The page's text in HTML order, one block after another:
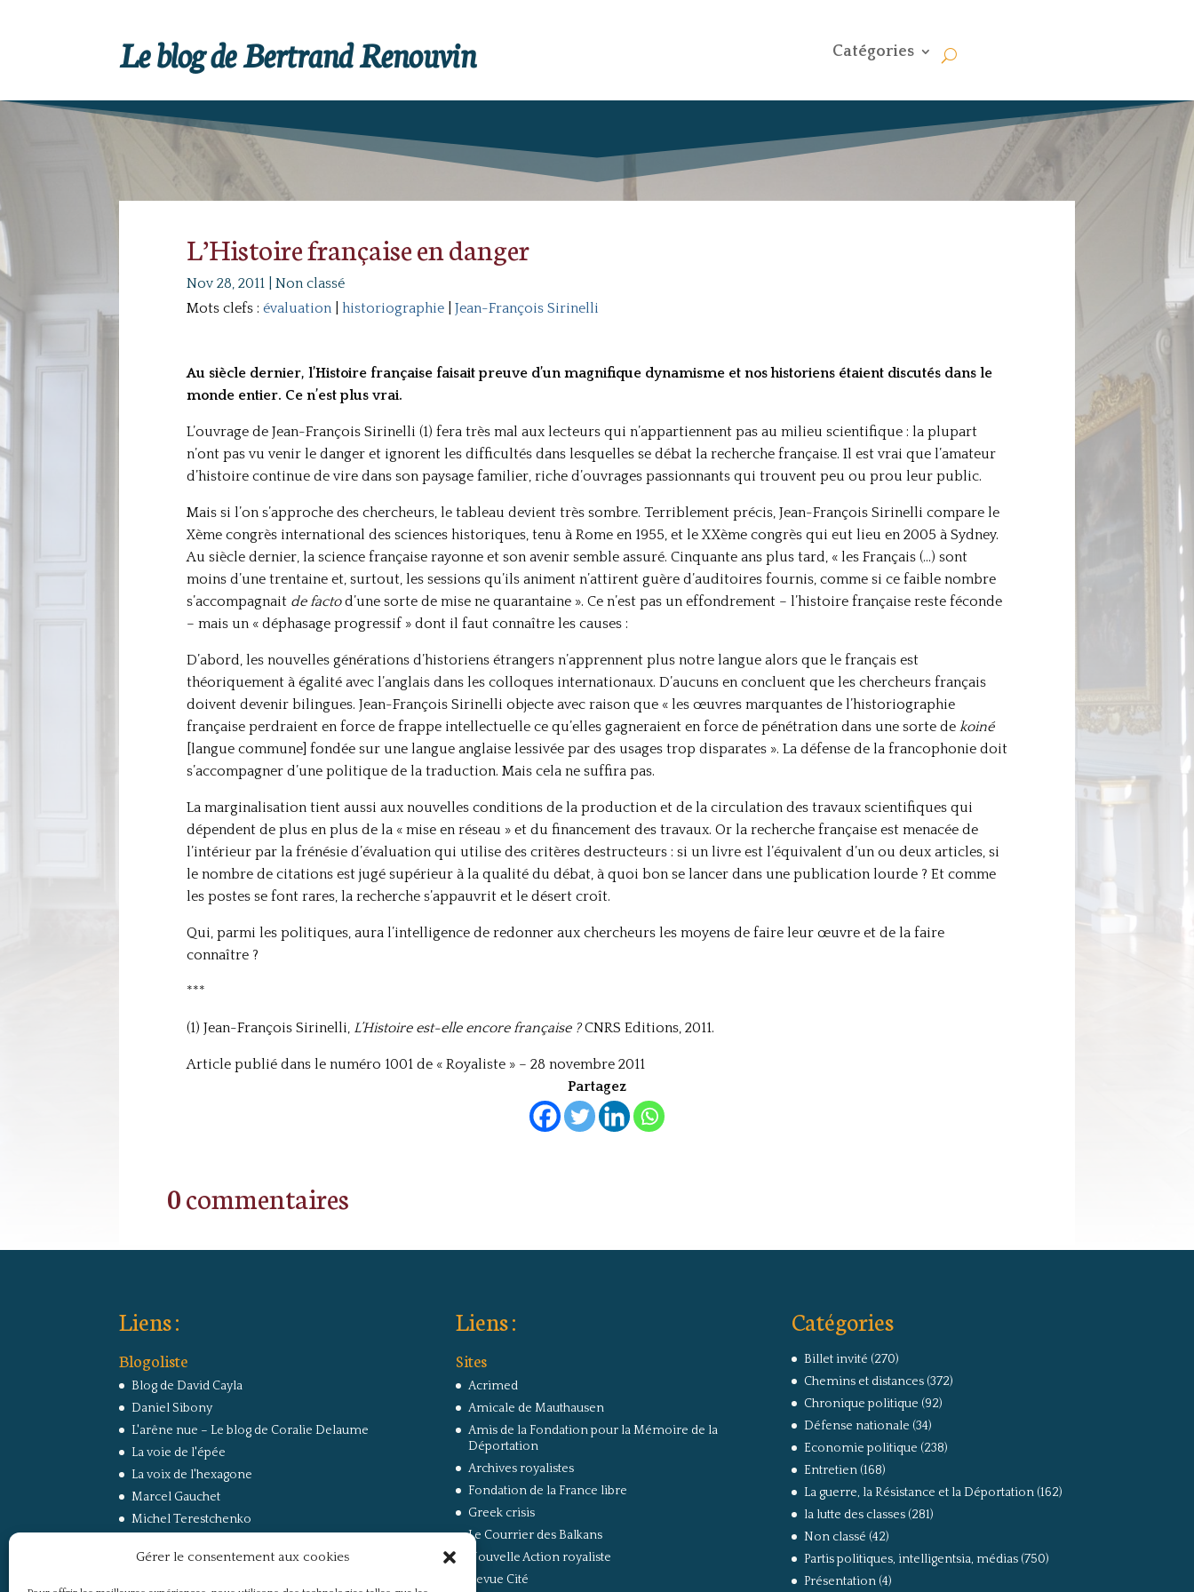
Gérer le consentement aux cookies
Le blog de Bertrand Renouvin Catégories
L’Histoire française en danger
Nov 28, 2011| Non classé
Mots clefs : évaluation| historiographie| Jean-François Sirinelli
Au siècle dernier, l’Histoire française faisait preuve d’un magnifique dynamisme et nos historiens étaient discutés dans le
monde entier. Ce n’est plus vrai.
L’ouvrage de Jean-François Sirinelli (1) fera très mal aux lecteurs qui n’appartiennent pas au milieu scientifique : la plupart
n’ont pas vu venir le danger et ignorent les difficultés dans lesquelles se débat la recherche française. Il est vrai que l’amateur
d’histoire continue de vire dans son paysage familier, riche d’ouvrages passionnants qui trouvent peu ou prou leur public.
Mais si l’on s’approche des chercheurs, le tableau devient très sombre. Terriblement précis, Jean-François Sirinelli compare le
Xème congrès international des sciences historiques, tenu à Rome en 1955, et le XXème congrès qui eut lieu en 2005 à Sydney.
Au siècle dernier, la science française rayonne et son avenir semble assuré. Cinquante ans plus tard, « les Français (…) sont
moins d’une trentaine et, surtout, les sessions qu’ils animent n’attirent guère d’auditoires fournis, comme si ce faible nombre
s’accompagnait de factod’une sorte de mise ne quarantaine ». Ce n’est pas un effondrement – l’histoire française reste féconde
– mais un « déphasage progressif » dont il faut connaître les causes :
D’abord, les nouvelles générations d’historiens étrangers n’apprennent plus notre langue alors que le français est
théoriquement à égalité avec l’anglais dans les colloques internationaux. D’aucuns en concluent que les chercheurs français
doivent devenir bilingues. Jean-François Sirinelli objecte avec raison que « les œuvres marquantes de l’historiographie
française perdraient en force de frappe intellectuelle ce qu’elles gagneraient en force de pénétration dans une sorte de koiné
[langue commune] fondée sur une langue anglaise lessivée par des usages trop disparates ». La défense de la francophonie doit
s’accompagner d’une politique de la traduction. Mais cela ne suffira pas.
La marginalisation tient aussi aux nouvelles conditions de la production et de la circulation des travaux scientifiques qui
dépendent de plus en plus de la « mise en réseau » et du financement des travaux. Or la recherche française est menacée de
l’intérieur par la frénésie d’évaluation qui utilise des critères destructeurs : si un livre est l’équivalent d’un ou deux articles, si
le nombre de citations est jugé supérieur à la qualité du débat, à quoi bon se lancer dans une publication lourde ? Et comme
les postes se font rares, la recherche s’appauvrit et le désert croît.
Qui, parmi les politiques, aura l’intelligence de redonner aux chercheurs les moyens de faire leur œuvre et de la faire
connaître ?
***
(1) Jean-François Sirinelli, L’Histoire est-elle encore française ?CNRS Editions, 2011.
Article publié dans le numéro 1001 de « Royaliste » – 28 novembre 2011
Partagez
0 commentaires
Liens :
Blogoliste
Blog de David Cayla
Daniel Sibony
L'arêne nue – Le blog de Coralie Delaume
La voie de l'épée
La voix de l'hexagone
Marcel Gauchet
Michel Terestchenko
RussEurope – Le Carnet de Jacques Sapir sur la
Liens :
Sites
Acrimed
Amicale de Mauthausen
Amis de la Fondation pour la Mémoire de la
Déportation
Archives royalistes
Fondation de la France libre
Greek crisis
Le Courrier des Balkans
Nouvelle Action royaliste
Revue Cité
Catégories
Billet invité (270)
Chemins et distances(372)
Chronique politique (92)
Défense nationale (34)
Economie politique (238)
Entretien(168)
La guerre, la Résistance et la Déportation(162)
la lutte des classes(281)
Non classé (42)
Partis politiques, intelligentsia, médias(750)
Présentation(4)